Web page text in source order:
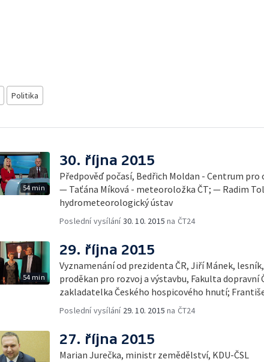
Politika
54 min
30. října 2015
Předpověď počasí, Bedřich Moldan - Centrum
— Taťána Míková - meteoroložka ČT; — Radim
hydrometeorologický ústav
Poslední vysílání30. 10. 2015 na ČT24
54 min
29. října 2015
Vyznamenání od prezidenta ČR, Jiří Mánek,
proděkan pro rozvoj a výstavbu, Fakulta dopravní
zakladatelka Českého hospicového hnutí;
Poslední vysílání 29. 10. 2015 na ČT24
27. října 2015
Marian Jurečka, ministr zemědělství, KDU-ČSL